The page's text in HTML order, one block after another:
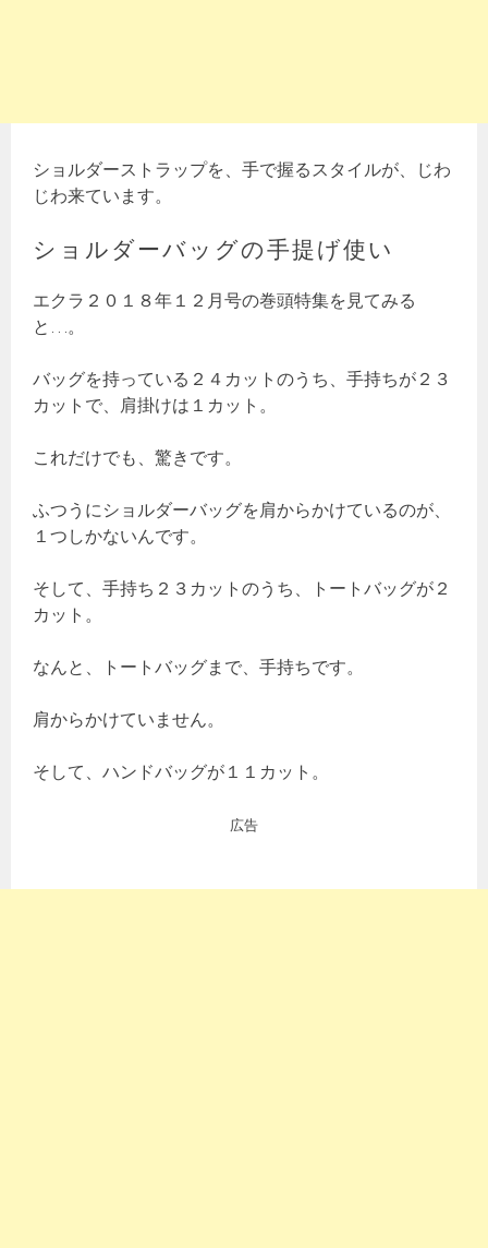
ショルダーストラップを、手で握るスタイルが、じわ
じわ来ています。
ショルダーバッグの手提げ使い
エクラ２０１８年１２月号の巻頭特集を見てみる
と…。
バッグを持っている２４カットのうち、手持ちが２３
カットで、肩掛けは１カット。
これだけでも、驚きです。
ふつうにショルダーバッグを肩からかけているのが、
１つしかないんです。
そして、手持ち２３カットのうち、トートバッグが２
カット。
なんと、トートバッグまで、手持ちです。
肩からかけていません。
そして、ハンドバッグが１１カット。
広告